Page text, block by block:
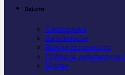
Вијести
Саопштења
Активности
Важне активности
Одбор за дијаспору и
Најаве